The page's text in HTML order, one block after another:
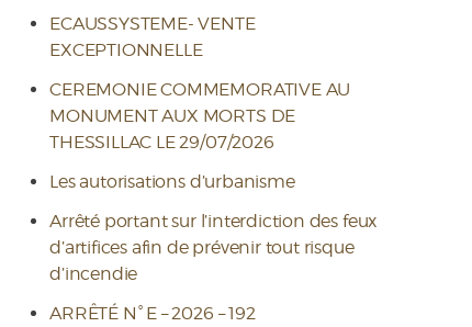
ECAUSSYSTEME- VENTE
EXCEPTIONNELLE
CEREMONIE COMMEMORATIVE AU
MONUMENT AUX MORTS DE
THESSILLAC LE 29/07/2026
Les autorisations d’urbanisme
Arrêté portant sur l’interdiction des feux
d’artifices afin de prévenir tout risque
d’incendie
ARRÊTÉ N° E – 2026 – 192